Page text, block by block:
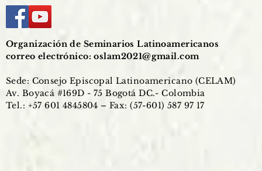
Organización de Seminarios Latinoamericanos
correo electrónico:oslam2021@gmail.com
Sede: Consejo Episcopal Latinoamericano (CELAM)
Av. Boyacá #169D - 75 Bogotá DC.- Colombia
Tel.: +57 601 4845804 – Fax: (57-601) 587 97 17